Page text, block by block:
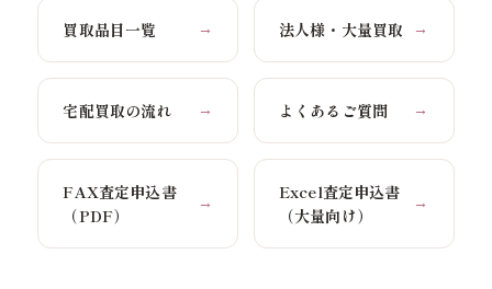
買取品目一覧 → 法人様・大量買取 →
宅配買取の流れ → よくあるご質問 →
FAX査定申込書
（PDF）
→
Excel査定申込書
（大量向け）
→